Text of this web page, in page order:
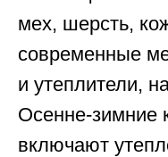
мех, шерсть,
современные
и утеплители,
Осенне-зимние
включают